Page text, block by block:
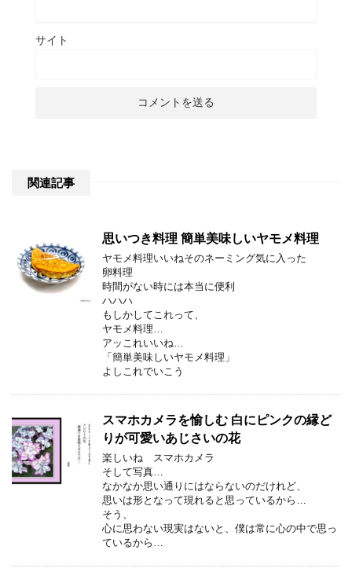
サイト
関連記事
思いつき料理 簡単美味しいヤモメ料理
ヤモメ料理いいねそのネーミング気に入った
卵料理
時間がない時には本当に便利
ハハハ
もしかしてこれって、
ヤモメ料理…
アッこれいいね…
「簡単美味しいヤモメ料理」
よしこれでいこう
スマホカメラを愉しむ 白にピンクの縁ど
りが可愛いあじさいの花
楽しいね スマホカメラ
そして写真…
なかなか思い通りにはならないのだけれど、
思いは形となって現れると思っているから…
そう、
心に思わない現実はないと、僕は常に心の中で思っ
ているから…